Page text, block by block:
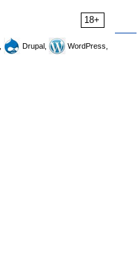
18+
Drupal,
WordPress,